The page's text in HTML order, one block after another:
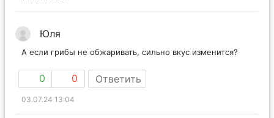
Юля
А если грибы не обжаривать, сильно вкус изменится?
0 0 Ответить
03.07.24 13:04